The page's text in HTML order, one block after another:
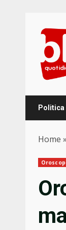
content
Politica
Home »